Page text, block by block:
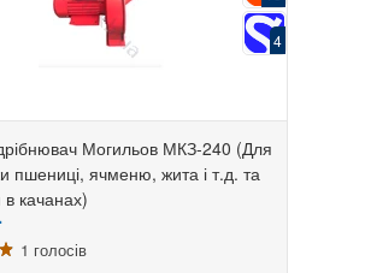
4
Могильов МКЗ-240 (Для
пшениці, ячменю, жита і т.д. та
в качанах)
1 голосів